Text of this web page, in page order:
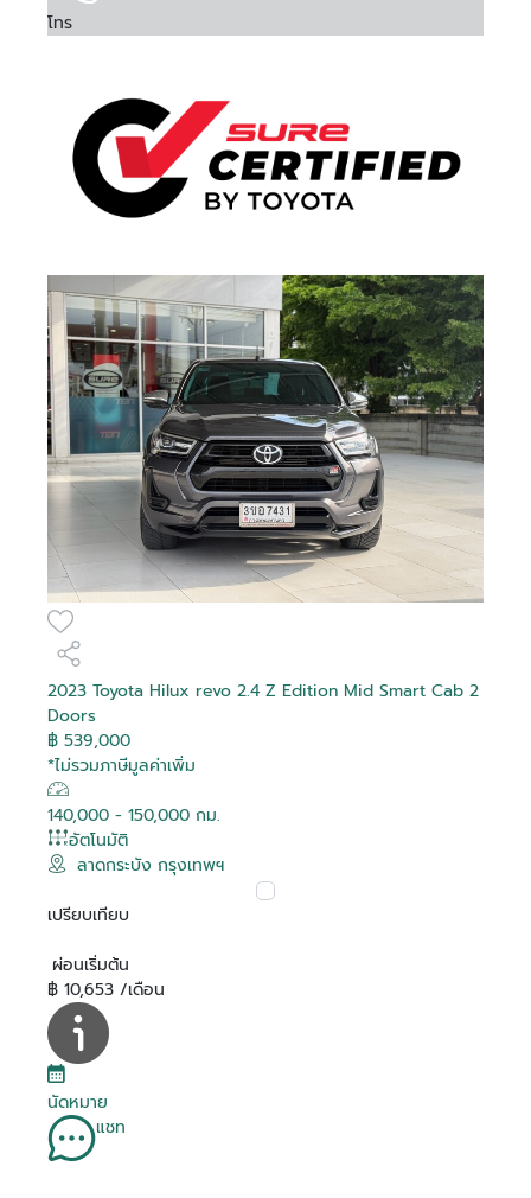
โทร
2023 Toyota Hilux revo 2.4 Z Edition Mid Smart Cab 2
Doors
฿ 539,000
*ไม่รวมภาษีมูลค่าเพิ่ม
140,000 - 150,000 กม.
อัตโนมัติ
ลาดกระบัง กรุงเทพฯ
เปรียบเทียบ
ผ่อนเริ่มต้น
฿ 10,653 /เดือน
นัดหมาย
แชท